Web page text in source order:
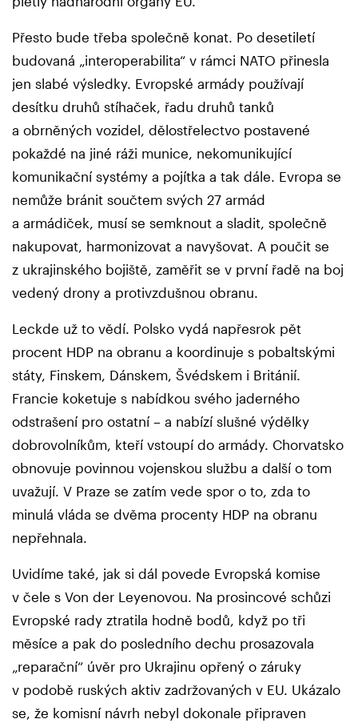
Přesto bude třeba společně konat. Po desetiletí
budovaná „interoperabilita“ v rámci NATO přinesla
jen slabé výsledky. Evropské armády používají
desítku druhů stíhaček, řadu druhů tanků
a obrněných vozidel, dělostřelectvo postavené
pokaždé na jiné ráži munice, nekomunikující
komunikační systémy a pojítka a tak dále. Evropa se
nemůže bránit součtem svých 27 armád
a armádiček, musí se semknout a sladit, společně
nakupovat, harmonizovat a navyšovat. A poučit se
z ukrajinského bojiště, zaměřit se v první řadě na boj
vedený drony a protivzdušnou obranu.
Leckde už to vědí. Polsko vydá napřesrok pět
procent HDP na obranu a koordinuje s pobaltskými
státy, Finskem, Dánskem, Švédskem i Británií.
Francie koketuje s nabídkou svého jaderného
odstrašení pro ostatní – a nabízí slušné výdělky
dobrovolníkům, kteří vstoupí do armády. Chorvatsko
obnovuje povinnou vojenskou službu a další o tom
uvažují. V Praze se zatím vede spor o to, zda to
minulá vláda se dvěma procenty HDP na obranu
nepřehnala.
Uvidíme také, jak si dál povede Evropská komise
v čele s Von der Leyenovou. Na prosincové schůzi
Evropské rady ztratila hodně bodů, když po tři
měsíce a pak do posledního dechu prosazovala
„reparační“ úvěr pro Ukrajinu opřený o záruky
v podobě ruských aktiv zadržovaných v EU. Ukázalo
se, že komisní návrh nebyl dokonale připraven